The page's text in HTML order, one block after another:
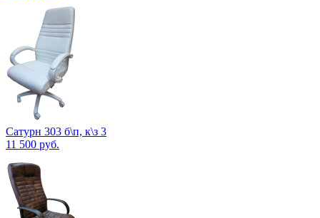
Сатурн 303 б\п, к\з 3
11 500 руб.